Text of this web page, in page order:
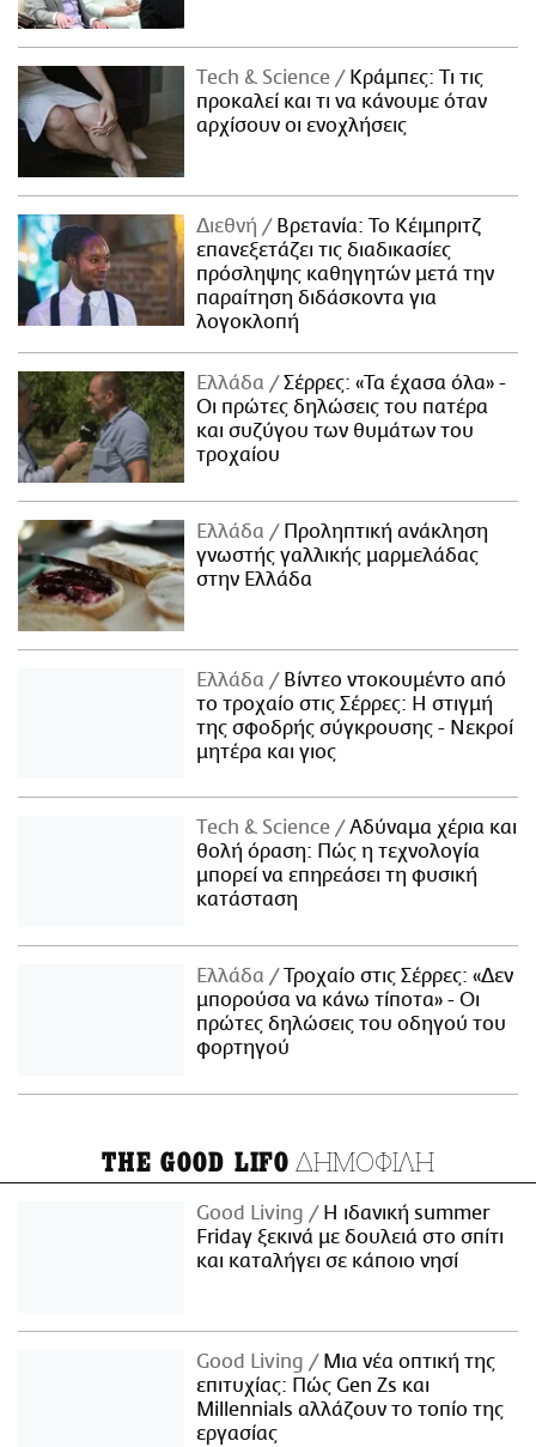
Τech & Science
Κράμπες: Τι τις
προκαλεί και τι να κάνουμε όταν
αρχίσουν οι ενοχλήσεις
Διεθνή
Βρετανία: Το Κέιμπριτζ
επανεξετάζει τις διαδικασίες
πρόσληψης καθηγητών μετά την
παραίτηση διδάσκοντα για
λογοκλοπή
Ελλάδα
Σέρρες: «Τα έχασα όλα» -
Οι πρώτες δηλώσεις του πατέρα
και συζύγου των θυμάτων του
τροχαίου
Ελλάδα
Προληπτική ανάκληση
γνωστής γαλλικής μαρμελάδας
στην Ελλάδα
Ελλάδα
Βίντεο ντοκουμέντο από
το τροχαίο στις Σέρρες: Η στιγμή
της σφοδρής σύγκρουσης - Νεκροί
μητέρα και γιος
Τech & Science
Αδύναμα χέρια και
θολή όραση: Πώς η τεχνολογία
μπορεί να επηρεάσει τη φυσική
κατάσταση
Ελλάδα
Τροχαίο στις Σέρρες: «Δεν
μπορούσα να κάνω τίποτα» - Οι
πρώτες δηλώσεις του οδηγού του
φορτηγού
THE GOOD LIFO ΔΗΜΟΦΙΛΗ
Good Living
Η ιδανική summer
Friday ξεκινά με δουλειά στο σπίτι
και καταλήγει σε κάποιο νησί
Good Living
Μια νέα οπτική της
επιτυχίας: Πώς Gen Zs και
Millennials αλλάζουν το τοπίο της
εργασίας